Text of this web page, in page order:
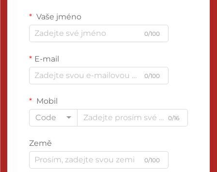
Vaše jméno
0/100
E-mail
0/100
Mobil
Code
0/16
Země
0/100